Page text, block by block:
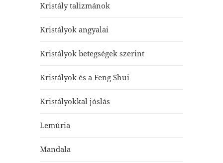
Kristály talizmánok
Kristályok angyalai
Kristályok betegségek szerint
Kristályok és a Feng Shui
Kristályokkal jóslás
Lemúria
Mandala